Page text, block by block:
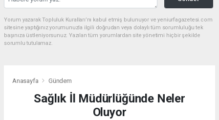
Yorum yazarak Topluluk Kuralları’nı kabul etmiş bulunuyor ve yeniurfagazetesi.com
sitesine yaptığınız yorumunuzla ilgili doğrudan veya dolaylı tüm sorumluluğu tek
başınıza üstleniyorsunuz. Yazılan tüm yorumlardan site yönetimi hiçbir şekilde
sorumlu tutulamaz.
Anasayfa Gündem
Sağlık İl Müdürlüğünde Neler
Oluyor